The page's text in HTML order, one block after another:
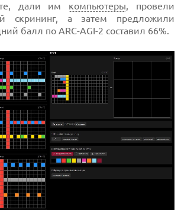
дали им компьютеры, провели
скрининг, а затем предложили
балл по ARC-AGI-2 составил 66%.